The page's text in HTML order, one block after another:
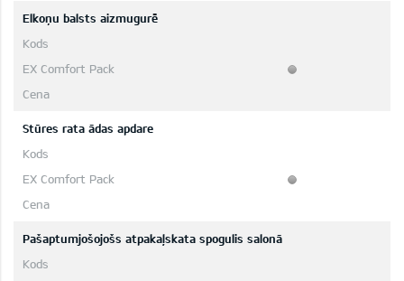
Elkoņu balsts aizmugurē
Stūres rata ādas apdare
Pašaptumjošojošs atpakaļskata spogulis salonā